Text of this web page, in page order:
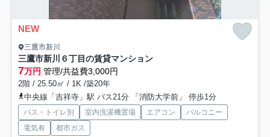
NEW
三鷹市新川
三鷹市新川６丁目の賃貸マンション
7万円 管理/共益費3,000円
2階 / 25.50㎡ / 1K /築20年
中央線「吉祥寺」駅 バス21分 「消防大学前」 停歩1分
バス・トイレ別 室内洗濯機置場 エアコン
バルコニー
電気有
都市ガス